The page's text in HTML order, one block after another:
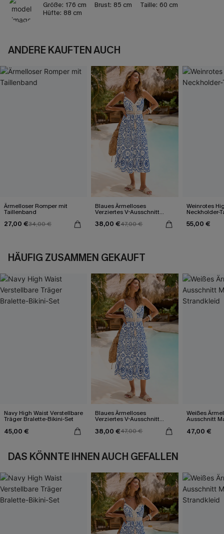
Größe: 176 cm Brust: 85 cm Taille: 60 cm
Hüfte: 88 cm
ANDERE KAUFTEN AUCH
Ärmelloser Romper mit
Taillenband
27,00 €34,00 €
Blaues Ärmelloses
Verziertes V-Ausschnitt
38,00 €47,00 €
Weinrotes
Neckholder-
55,00 €
HÄUFIG ZUSAMMEN GEKAUFT
Navy High Waist Verstellbare
Träger Bralette-Bikini-Set
45,00 €
Blaues Ärmelloses
Verziertes V-Ausschnitt
38,00 €47,00 €
Weißes
Ausschnitt
47,00 €
DAS KÖNNTE IHNEN AUCH GEFALLEN